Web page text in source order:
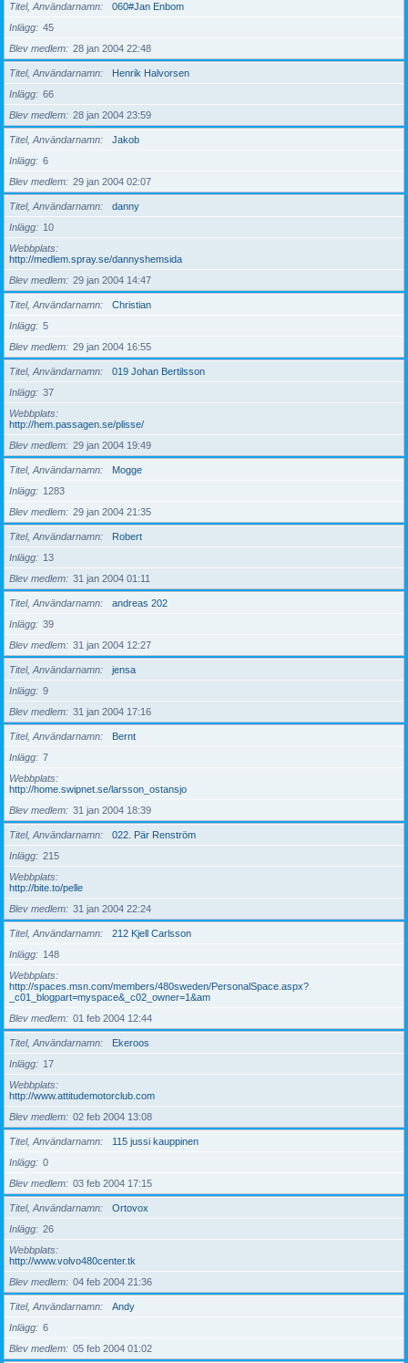
Titel, Användarnamn
060#Jan Enbom
Inlägg
45
Blev medlem
28 jan 2004 22:48
Titel, Användarnamn
Henrik Halvorsen
Inlägg
66
Blev medlem
28 jan 2004 23:59
Titel, Användarnamn
Jakob
Inlägg
6
Blev medlem
29 jan 2004 02:07
Titel, Användarnamn
danny
Inlägg
10
Webbplats
http://medlem.spray.se/dannyshemsida
Blev medlem
29 jan 2004 14:47
Titel, Användarnamn
Christian
Inlägg
5
Blev medlem
29 jan 2004 16:55
Titel, Användarnamn
019 Johan Bertilsson
Inlägg
37
Webbplats
http://hem.passagen.se/plisse/
Blev medlem
29 jan 2004 19:49
Titel, Användarnamn
Mogge
Inlägg
1283
Blev medlem
29 jan 2004 21:35
Titel, Användarnamn
Robert
Inlägg
13
Blev medlem
31 jan 2004 01:11
Titel, Användarnamn
andreas 202
Inlägg
39
Blev medlem
31 jan 2004 12:27
Titel, Användarnamn
jensa
Inlägg
9
Blev medlem
31 jan 2004 17:16
Titel, Användarnamn
Bernt
Inlägg
7
Webbplats
http://home.swipnet.se/larsson_ostansjo
Blev medlem
31 jan 2004 18:39
Titel, Användarnamn
022. Pär Renström
Inlägg
215
Webbplats
http://bite.to/pelle
Blev medlem
31 jan 2004 22:24
Titel, Användarnamn
212 Kjell Carlsson
Inlägg
148
Webbplats
http://spaces.msn.com/members/480sweden/PersonalSpace.aspx?
_c01_blogpart=myspace&_c02_owner=1&am
Blev medlem
01 feb 2004 12:44
Titel, Användarnamn
Ekeroos
Inlägg
17
Webbplats
http://www.attitudemotorclub.com
Blev medlem
02 feb 2004 13:08
Titel, Användarnamn
115 jussi kauppinen
Inlägg
0
Blev medlem
03 feb 2004 17:15
Titel, Användarnamn
Ortovox
Inlägg
26
Webbplats
http://www.volvo480center.tk
Blev medlem
04 feb 2004 21:36
Titel, Användarnamn
Andy
Inlägg
6
Blev medlem
05 feb 2004 01:02